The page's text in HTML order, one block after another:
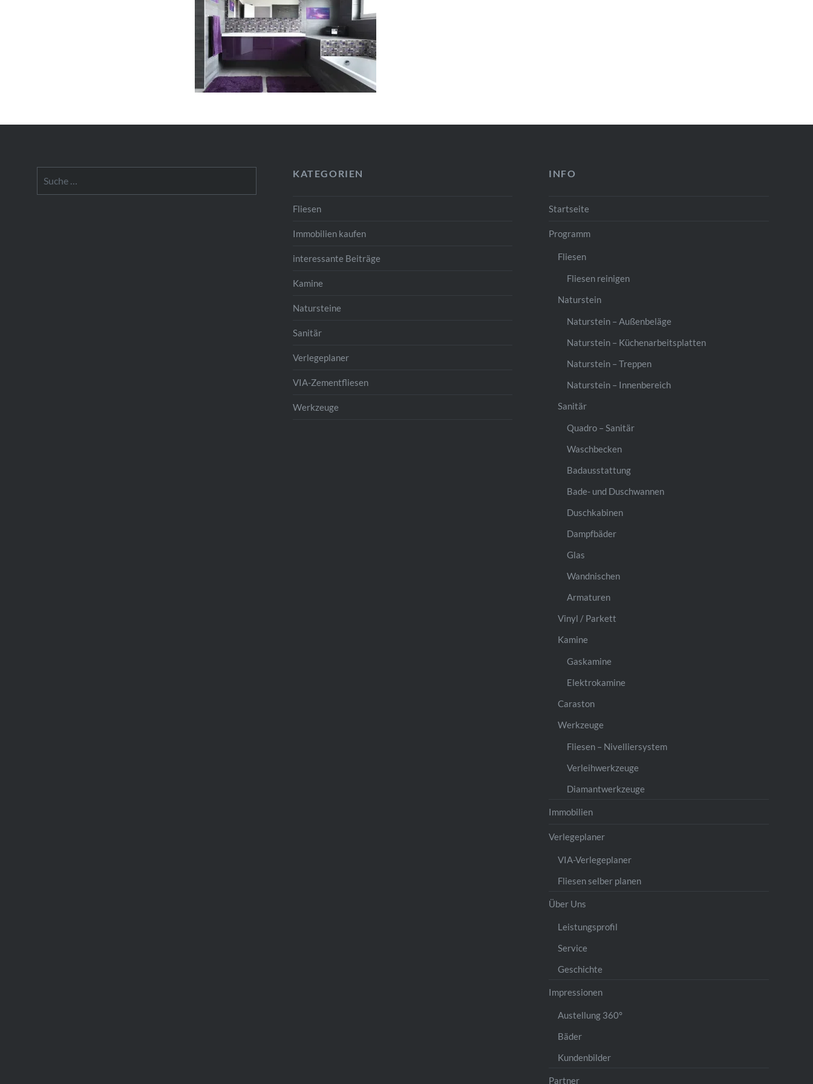
nach:
KATEGORIEN
Fliesen
Immobilien kaufen
interessante Beiträge
Kamine
Natursteine
Sanitär
Verlegeplaner
VIA-Zementfliesen
Werkzeuge
INFO
Startseite
Programm
Fliesen
Fliesen reinigen
Naturstein
Naturstein – Außenbeläge
Naturstein – Küchenarbeitsplatten
Naturstein – Treppen
Naturstein – Innenbereich
Sanitär
Quadro – Sanitär
Waschbecken
Badausstattung
Bade- und Duschwannen
Duschkabinen
Dampfbäder
Glas
Wandnischen
Armaturen
Vinyl / Parkett
Kamine
Gaskamine
Elektrokamine
Caraston
Werkzeuge
Fliesen – Nivelliersystem
Verleihwerkzeuge
Diamantwerkzeuge
Immobilien
Verlegeplaner
VIA-Verlegeplaner
Fliesen selber planen
Über Uns
Leistungsprofil
Service
Geschichte
Impressionen
Austellung 360°
Bäder
Kundenbilder
Partner